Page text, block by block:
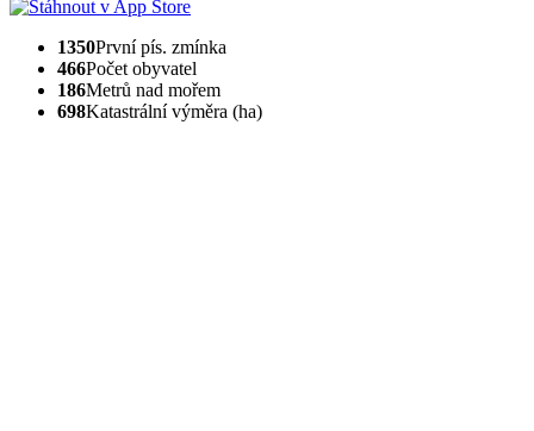
1350První pís. zmínka
466Počet obyvatel
186Metrů nad mořem
698Katastrální výměra (ha)